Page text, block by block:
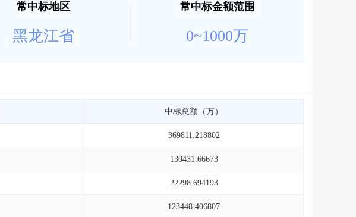
常中标地区
黑龙江省
常中标金额范围
0~1000万
中标总额（万）
369811.218802
130431.66673
22298.694193
123448.406807